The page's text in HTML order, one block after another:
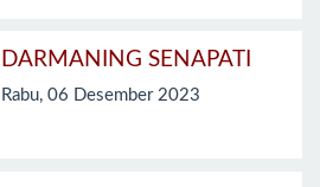
DARMANING SENAPATI
Rabu, 06 Desember 2023